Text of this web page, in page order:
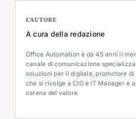
L’AUTORE
A cura della redazione
Office Automation è da 45 anni il
canale di comunicazione
soluzioni per il digitale, promotore
che si rivolge a CIO e IT Manager e
catena del valore